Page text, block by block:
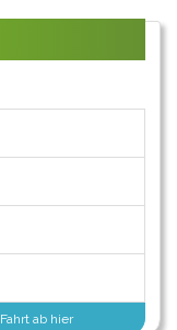
Fahrt ab hier